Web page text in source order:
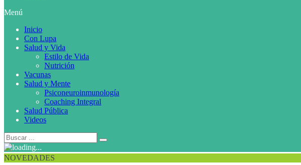
Menú
Inicio
Con Lupa
Salud y Vida
Estilo de Vida
Nutrición
Vacunas
Salud y Mente
Psiconeuroinmunología
Coaching Integral
Salud Pública
Videos
NOVEDADES